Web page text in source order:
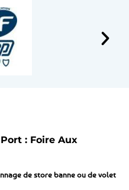
: Foire Aux
de store banne ou de volet